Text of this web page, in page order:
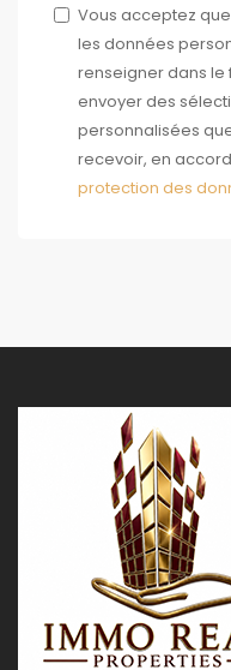
Vous acceptez
les données
renseigner dans le
envoyer des
personnalisées
recevoir, en
protection des